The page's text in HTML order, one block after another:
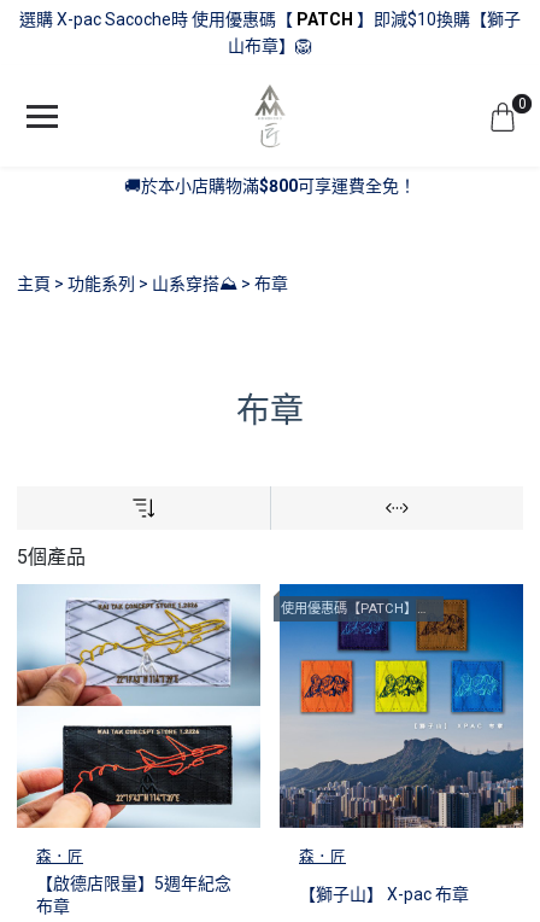
選購 X-pac Sacoche時 使用優惠碼【 PATCH 】即減$10換購【獅子
山布章】🦁
0
🚚於本小店購物滿$800可享運費全免！
主頁 功能系列 山系穿搭⛰️ 布章
布章
5個產品
森．匠
【啟德店限量】5週年紀念
布章
使用優惠碼【PATCH】減$10即換購【獅子山布章】
森．匠
【獅子山】 X-pac 布章